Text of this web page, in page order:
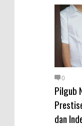
0
Pilgub
dan